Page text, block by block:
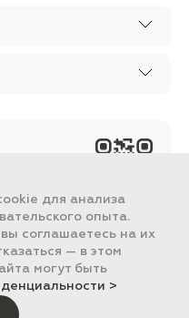
носит ознакомительный
определяемой
"ПОРТ" ИНН 2461018892,
для анализа
опыта.
соглашаетесь на их
— в этом
могут быть
>